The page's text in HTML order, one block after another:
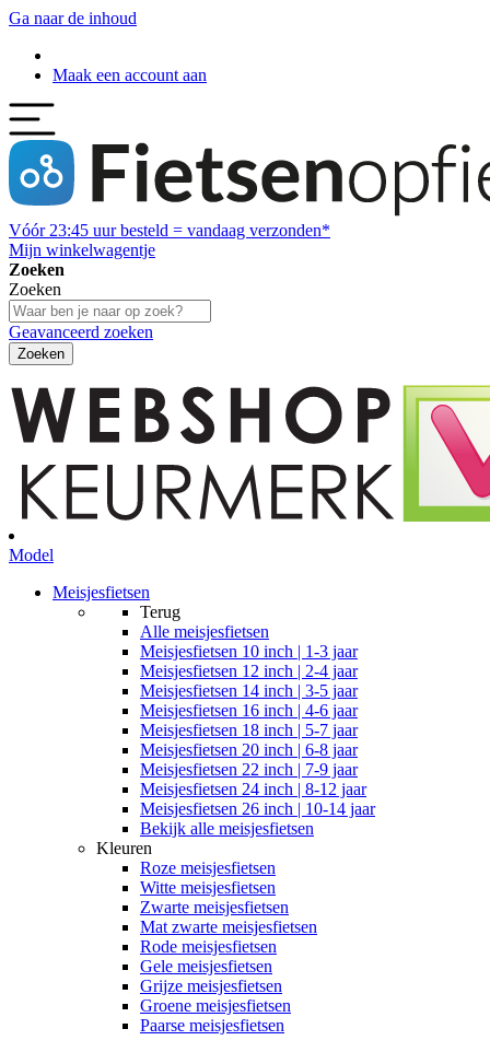
Ga naar de inhoud
Maak een account aan
Vóór 23:45 uur besteld = vandaag verzonden*
Mijn winkelwagentje
Zoeken
Zoeken
Geavanceerd zoeken
Zoeken
Model
Meisjesfietsen
Terug
Alle meisjesfietsen
Meisjesfietsen 10 inch | 1-3 jaar
Meisjesfietsen 12 inch | 2-4 jaar
Meisjesfietsen 14 inch | 3-5 jaar
Meisjesfietsen 16 inch | 4-6 jaar
Meisjesfietsen 18 inch | 5-7 jaar
Meisjesfietsen 20 inch | 6-8 jaar
Meisjesfietsen 22 inch | 7-9 jaar
Meisjesfietsen 24 inch | 8-12 jaar
Meisjesfietsen 26 inch | 10-14 jaar
Bekijk alle meisjesfietsen
Kleuren
Roze meisjesfietsen
Witte meisjesfietsen
Zwarte meisjesfietsen
Mat zwarte meisjesfietsen
Rode meisjesfietsen
Gele meisjesfietsen
Grijze meisjesfietsen
Groene meisjesfietsen
Paarse meisjesfietsen